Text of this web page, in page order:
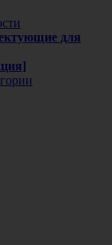
для